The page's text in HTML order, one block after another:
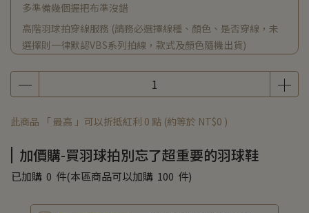
多準備幾個握把布準沒錯
高階羽球拍穿線服務 (請務必選擇線種、顏色、是否穿線，未
選擇則一律默認VBS系列拍線，款式及顏色隨機出貨)
此商品 「 最高 」可以折抵紅利 0 點 (約等於 NT$0 )
加價購-買羽球拍別忘了超重要的羽球鞋
已加購 0 件(本區商品可以加購 100 件)